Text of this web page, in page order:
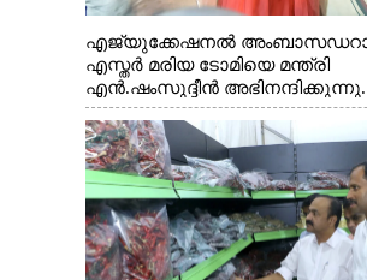
എജ്യുക്കേഷനൽ
എസ്തർ മരിയ ടോമിയെ മന്ത്രി
എൻ.ഷംസുദ്ദീൻ അഭിനന്ദിക്കുന്നു.